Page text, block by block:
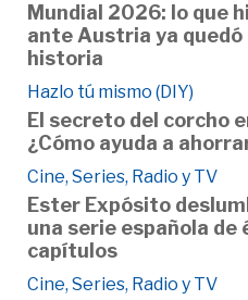
Mundial 2026: lo que
ante Austria ya quedó
historia
Hazlo tú mismo (DIY)
El secreto del corcho
¿Cómo ayuda a
Cine, Series, Radio y TV
Ester Expósito
una serie española de
capítulos
Cine, Series, Radio y TV